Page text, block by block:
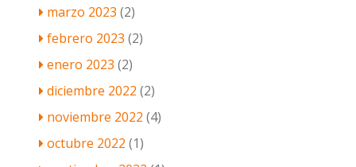
marzo 2023 (2)
febrero 2023 (2)
enero 2023 (2)
diciembre 2022 (2)
noviembre 2022 (4)
octubre 2022 (1)